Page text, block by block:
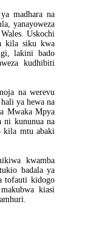
madhara na
yanayoweza
Uskochi
kila siku kwa
lakini bado
kudhibiti
na werevu
ya hewa na
Mwaka Mpya
ni kununua na
kila mtu abaki
kwamba
badala ya
tofauti kidogo
kiasi